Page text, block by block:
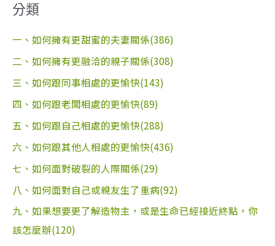
分類
一、如何擁有更甜蜜的夫妻關係(386)
二、如何擁有更融洽的親子關係(308)
三、如何跟同事相處的更愉快(143)
四、如何跟老闆相處的更愉快(89)
五、如何跟自己相處的更愉快(288)
六、如何跟其他人相處的更愉快(436)
七、如何面對破裂的人際關係(29)
八、如何面對自己或親友生了重病(92)
九、如果想要更了解造物主，或是生命已經接近終點，你
該怎麼辦(120)